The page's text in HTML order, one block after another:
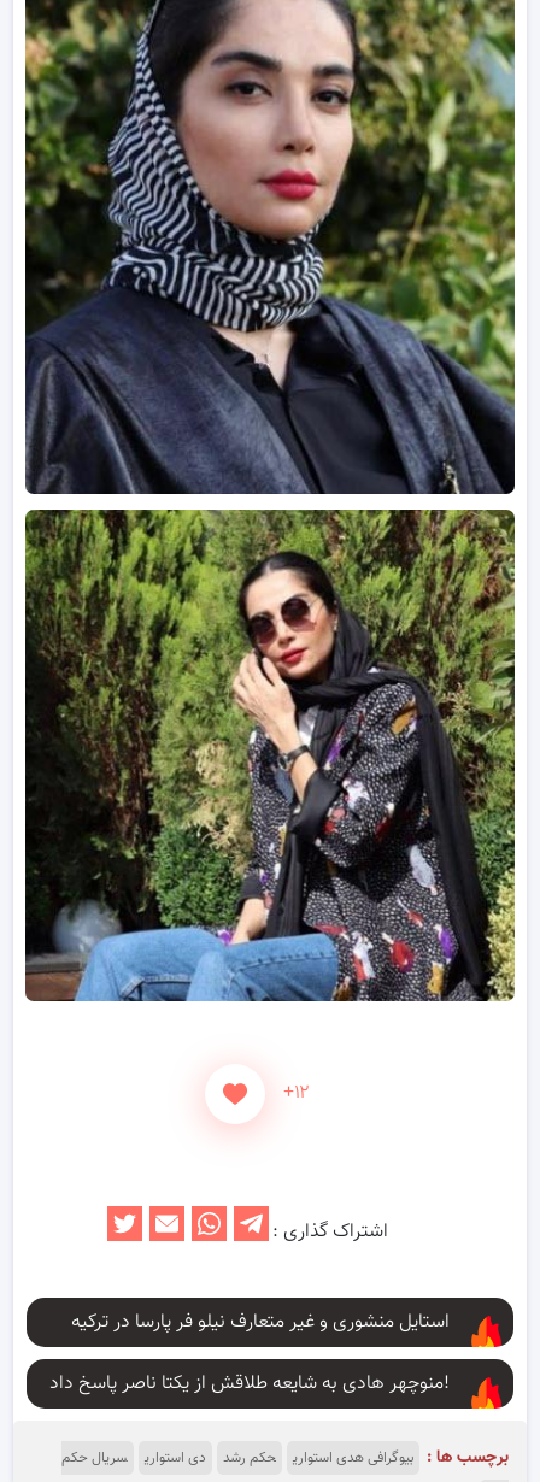
+۱۲
اشتراک گذاری :
استایل منشوری و غیر متعارف نیلو فر پارسا در ترکیه
منوچهر هادی به شایعه طلاقش از یکتا ناصر پاسخ داد!
برچسب ها : بیوگرافی هدی استواری حکم رشد دی استواری
سریال حکم